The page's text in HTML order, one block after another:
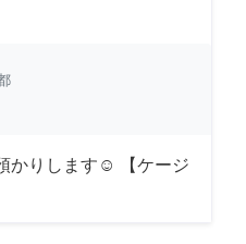
りします☺︎ 【ケージ